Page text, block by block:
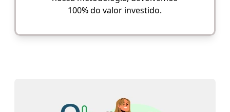
100% do valor investido.